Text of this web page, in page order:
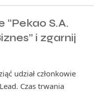
“Pekao S.A.
i zgarnij
udział członkowie
Czas trwania